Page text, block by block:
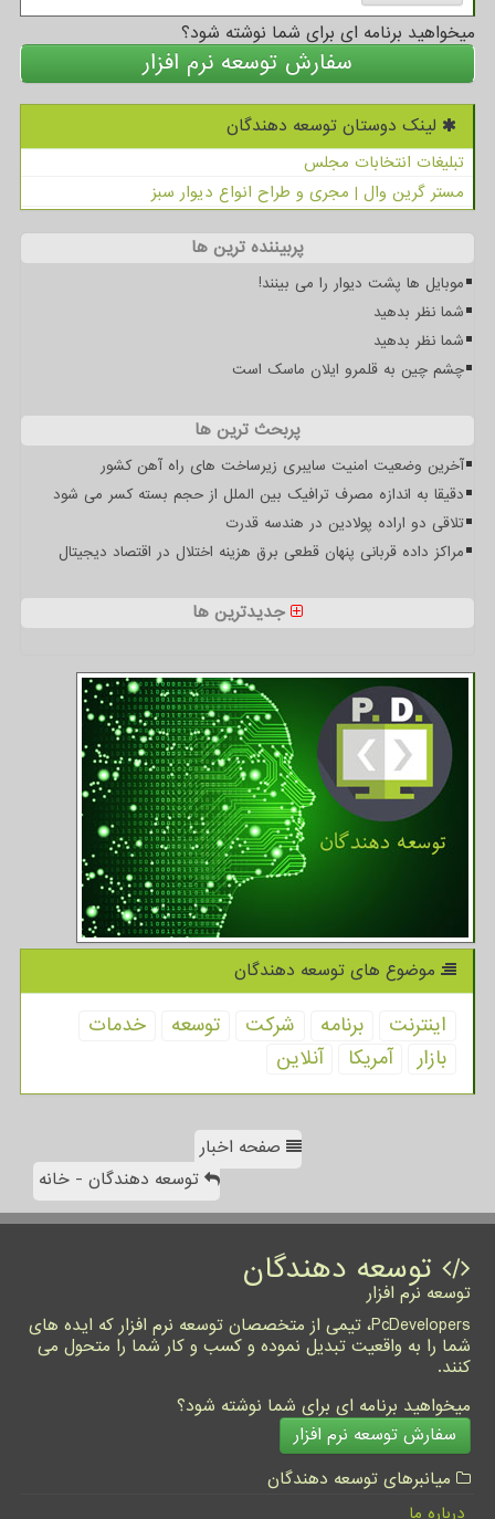
میخواهید برنامه ای برای شما نوشته شود؟
سفارش توسعه نرم افزار
لینک دوستان توسعه دهندگان
تبلیغات انتخابات مجلس
مستر گرین وال | مجری و طراح انواع دیوار سبز
پربیننده ترین ها
موبایل ها پشت دیوار را می بینند!
شما نظر بدهید
شما نظر بدهید
چشم چین به قلمرو ایلان ماسک است
پربحث ترین ها
آخرین وضعیت امنیت سایبری زیرساخت های راه آهن کشور
دقیقا به اندازه مصرف ترافیک بین الملل از حجم بسته کسر می شود
تلاقی دو اراده پولادین در هندسه قدرت
مراکز داده قربانی پنهان قطعی برق هزینه اختلال در اقتصاد دیجیتال
جدیدترین ها
موضوع های توسعه دهندگان
اینترنت برنامه شركت توسعه
خدمات
بازار
آمریكا آنلاین
صفحه اخبار
توسعه دهندگان - خانه
توسعه دهندگان
توسعه نرم افزار
PcDevelopers، تیمی از متخصصان توسعه نرم افزار که ایده های
شما را به واقعیت تبدیل نموده و کسب و کار شما را متحول می
کنند.
میخواهید برنامه ای برای شما نوشته شود؟
سفارش توسعه نرم افزار
میانبرهای توسعه دهندگان
درباره ما